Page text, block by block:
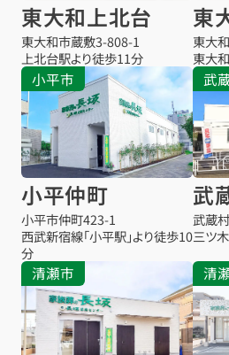
東大和上北台
東大和市蔵敷3-808-1
上北台駅より徒歩11分
東
東大
東大
小平市
小平仲町
小平市仲町423-1
西武新宿線「小平駅」より徒歩10
分
武
武
武蔵
三ツ
清瀬市 清